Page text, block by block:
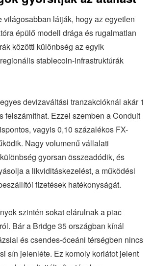
világosabban látják, hogy az egyetlen
épülő modell drága és rugalmatlan
közötti különbség az egyik
stablecoin-infrastruktúrák
devizaváltási tranzakcióknál akár 1
felszámíthat. Ezzel szemben a Conduit
vagyis 0,10 százalékos FX-
Nagy volumenű vállalati
gyorsan összeadódik, és
a likviditáskezelést, a működési
fizetések hatékonyságát.
szintén sokat elárulnak a piac
Bár a Bridge 35 országban kínál
és csendes-óceáni térségben nincs
sín jelenléte. Ez komoly korlátot jelent